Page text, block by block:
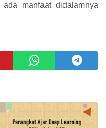
manfaat didalamnya